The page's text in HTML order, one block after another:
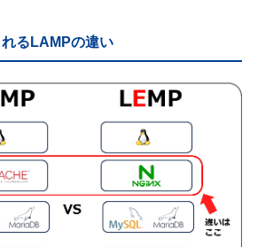
るLAMPの違い